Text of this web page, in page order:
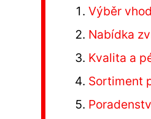
Výběr
Nabídka
Kvalita a
Sortiment